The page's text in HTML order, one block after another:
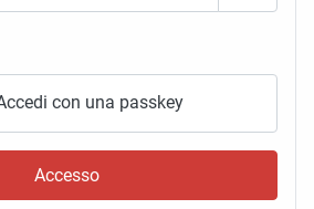
Mostra
con una passkey
Accesso